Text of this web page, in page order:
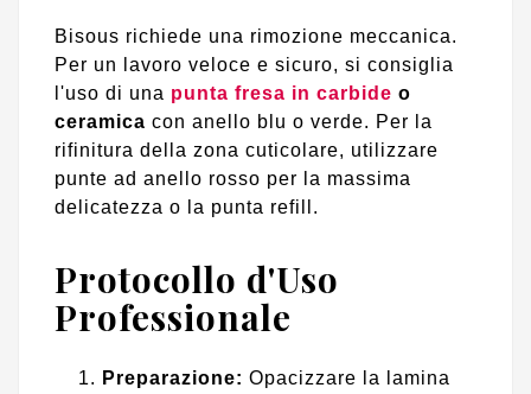
Bisous richiede una rimozione meccanica.
Per un lavoro veloce e sicuro, si consiglia
l'uso di una punta fresa in carbide o
ceramica con anello blu o verde. Per la
rifinitura della zona cuticolare, utilizzare
punte ad anello rosso per la massima
delicatezza o la punta refill.
Protocollo d'Uso
Professionale
Preparazione: Opacizzare la lamina